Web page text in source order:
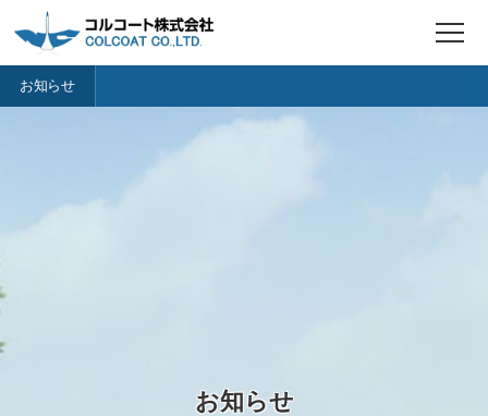
t
l
お知らせ
お知らせ